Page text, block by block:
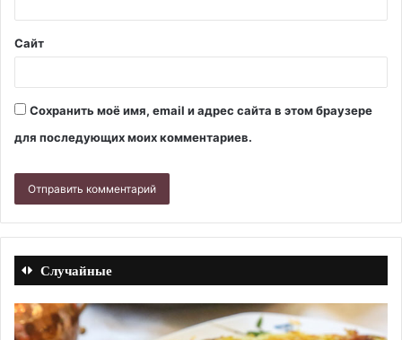
Сайт
Сохранить моё имя, email и адрес сайта в этом браузере
для последующих моих комментариев.
Случайные
Салат
с